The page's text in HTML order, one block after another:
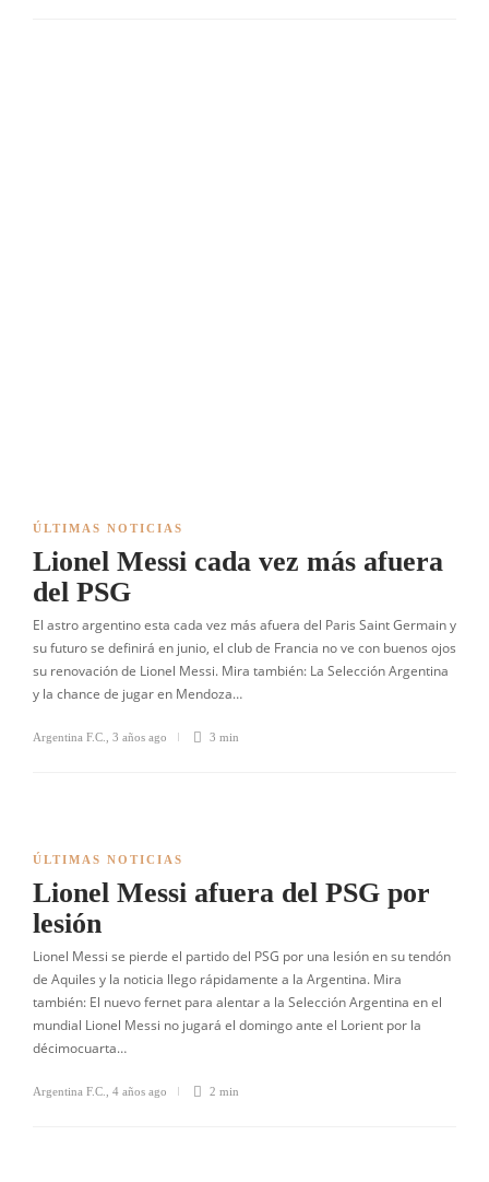
ÚLTIMAS NOTICIAS
Lionel Messi cada vez más afuera
del PSG
El astro argentino esta cada vez más afuera del Paris Saint Germain y
su futuro se definirá en junio, el club de Francia no ve con buenos ojos
su renovación de Lionel Messi. Mira también: La Selección Argentina
y la chance de jugar en Mendoza…
Argentina F.C. 3 años ago 3 min
ÚLTIMAS NOTICIAS
Lionel Messi afuera del PSG por
lesión
Lionel Messi se pierde el partido del PSG por una lesión en su tendón
de Aquiles y la noticia llego rápidamente a la Argentina. Mira
también: El nuevo fernet para alentar a la Selección Argentina en el
mundial Lionel Messi no jugará el domingo ante el Lorient por la
décimocuarta…
Argentina F.C. 4 años ago 2 min